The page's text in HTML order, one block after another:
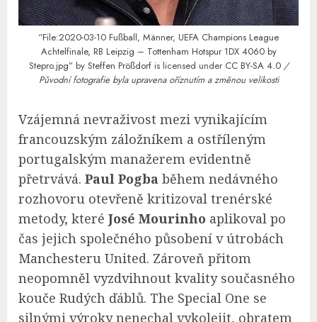
“File:2020-03-10 Fußball, Männer, UEFA Champions League
Achtelfinale, RB Leipzig – Tottenham Hotspur 1DX 4060 by
Stepro.jpg” by Steffen Prößdorfis licensed under CC BY-SA 4.0 /
Původní fotografie byla upravena oříznutím a změnou velikosti
Vzájemná nevraživost mezi vynikajícím
francouzským záložníkem a ostříleným
portugalským manažerem evidentně
přetrvává. Paul Pogba během nedávného
rozhovoru otevřeně kritizoval trenérské
metody, které José Mourinho aplikoval po
čas jejich společného působení v útrobách
Manchesteru United. Zároveň přitom
neopomněl vyzdvihnout kvality současného
kouče Rudých ďáblů. The Special One se
silnými výroky nenechal vykolejit, obratem